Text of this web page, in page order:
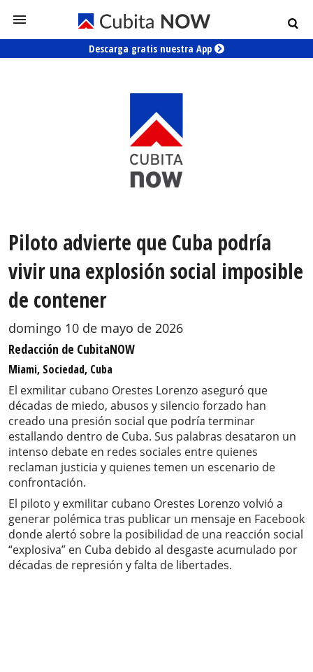
Descarga gratis nuestra App
Piloto advierte que Cuba podría
vivir una explosión social imposible
de contener
domingo 10 de mayo de 2026
Redacción de CubitaNOW
Miami, Sociedad, Cuba
El exmilitar cubano Orestes Lorenzo aseguró que
décadas de miedo, abusos y silencio forzado han
creado una presión social que podría terminar
estallando dentro de Cuba. Sus palabras desataron un
intenso debate en redes sociales entre quienes
reclaman justicia y quienes temen un escenario de
confrontación.
El piloto y exmilitar cubano Orestes Lorenzo volvió a
generar polémica tras publicar un mensaje en Facebook
donde alertó sobre la posibilidad de una reacción social
“explosiva” en Cuba debido al desgaste acumulado por
décadas de represión y falta de libertades.